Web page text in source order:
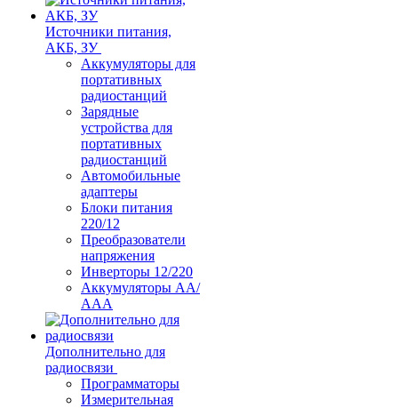
Источники питания,
АКБ, ЗУ
Аккумуляторы для
портативных
радиостанций
Зарядные
устройства для
портативных
радиостанций
Автомобильные
адаптеры
Блоки питания
220/12
Преобразователи
напряжения
Инверторы 12/220
Аккумуляторы АА/
ААА
Дополнительно для
радиосвязи
Программаторы
Измерительная